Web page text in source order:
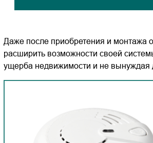
Даже после приобретения и монтажа
расширить возможности своей
ущерба недвижимости и не вынуждая